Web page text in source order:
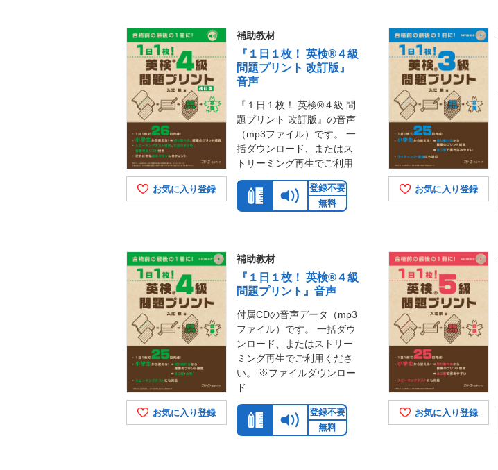
お気に入り登録
補助教材
『１日１枚！ 英検®４級
問題プリント 改訂版』
音声
『１日１枚！ 英検®４級 問
題プリント 改訂版』の音声
（mp3ファイル）です。 一
括ダウンロード、またはス
トリーミング再生でご利用
登録不要
無料
お気に入り登録
お気に入り登録
補助教材
『１日１枚！ 英検®４級
問題プリント』音声
付属CDの音声データ（mp3
ファイル）です。 一括ダウ
ンロード、またはストリー
ミング再生でご利用くださ
い。 ※ファイルダウンロー
ド
登録不要
無料
お気に入り登録